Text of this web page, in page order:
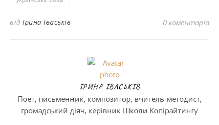
від Ірина Іваськів 0 коментарів
ІРИНА ІВАСЬКІВ
Поет, письменник, композитор, вчитель-методист,
громадський діяч, керівник Школи Копірайтингу